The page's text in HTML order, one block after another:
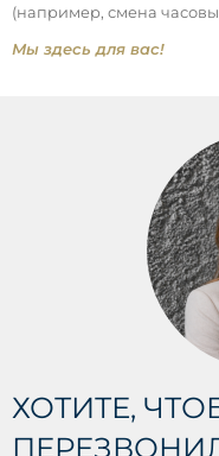
(например, смена
Мы здесь для вас!
ХОТИТЕ,